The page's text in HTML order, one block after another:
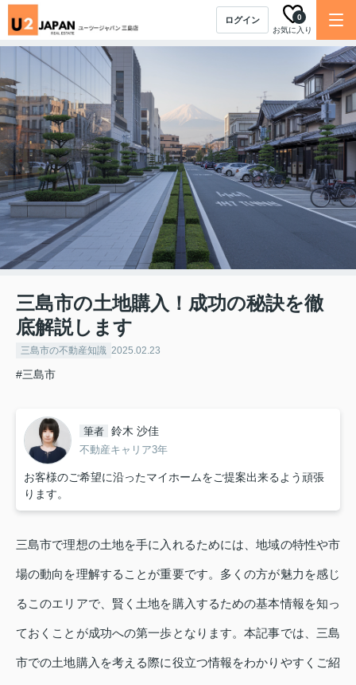
ログイン
お気に入り
0
三島市の土地購入！成功の秘訣を徹
底解説します
三島市の不動産知識 2025.02.23
#三島市
筆者 鈴木 沙佳
不動産キャリア3年
お客様のご希望に沿ったマイホームをご提案出来るよう頑張
ります。
三島市で理想の土地を手に入れるためには、地域の特性や市
場の動向を理解することが重要です。多くの方が魅力を感じ
るこのエリアで、賢く土地を購入するための基本情報を知っ
ておくことが成功への第一歩となります。本記事では、三島
市での土地購入を考える際に役立つ情報をわかりやすくご紹